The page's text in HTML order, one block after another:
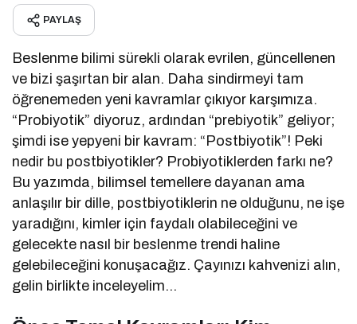
PAYLAŞ
Beslenme bilimi sürekli olarak evrilen, güncellenen
ve bizi şaşırtan bir alan. Daha sindirmeyi tam
öğrenemeden yeni kavramlar çıkıyor karşımıza.
“Probiyotik” diyoruz, ardından “prebiyotik” geliyor;
şimdi ise yepyeni bir kavram: “Postbiyotik”! Peki
nedir bu postbiyotikler? Probiyotiklerden farkı ne?
Bu yazımda, bilimsel temellere dayanan ama
anlaşılır bir dille, postbiyotiklerin ne olduğunu, ne işe
yaradığını, kimler için faydalı olabileceğini ve
gelecekte nasıl bir beslenme trendi haline
gelebileceğini konuşacağız. Çayınızı kahvenizi alın,
gelin birlikte inceleyelim…